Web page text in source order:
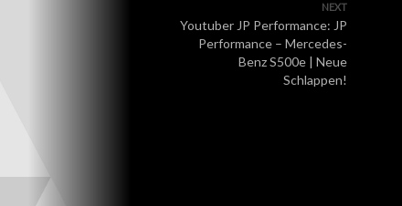
NEXT
Youtuber JP Performance: JP
Performance – Mercedes-
Benz S500e | Neue
Schlappen!